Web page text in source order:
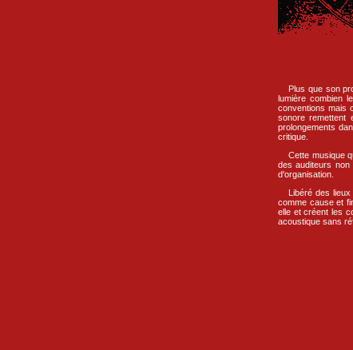
Plus que son
lumière combien
conventions mais
sonore remettent
prolongements
critique.
Cette musique
des auditeurs
d'organisation.
Libéré des
comme cause et
elle et créent les
acoustique sans